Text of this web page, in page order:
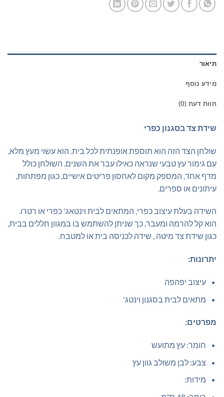
תיאור
מידע נוסף
חוות דעת (0)
שידת צד בסגנון כפרי
שולחן הצד הזה הוא תוספת אופנתית לכל בית. הוא עשוי מעץ מלא,
עם גימור עץ טבעי שנראה כאילו עבר את השנים. השולחן כולל
מדף אחד, המספק מקום לאחסון פריטים אישיים, כגון מפתחות,
עיתונים או ספרים.
השידה בעלת עיצוב כפרי, המתאים לבית וינטאג' כפרי או רטרו.
הוא קל להרמה ומעבר, כך שניתן להשתמש בו במגוון חללים בבית,
כגון שידת צד מיטה , שידה לכניסה בית או למטבח.
יתרונות:
עיצוב יפהפה
מתאים לבית בסגנון וינטג'
מפרטים:
חומר: עץ מתועש
צבע: לבן משולב גוון עץ
מידות: